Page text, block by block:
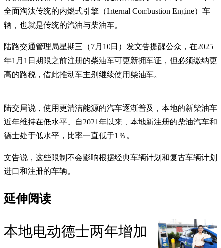
全面淘汰传统的内燃式引擎（Internal Combustion Engine）车
辆，也就是传统的汽油与柴油车。
陆路交通管理局星期三（7月10日）发文告提醒公众，在2025
年1月1日期限之前注册的柴油车可更新拥车证，但必须缴纳更
高的路税，借此推动车主别继续使用柴油车。
陆交局说，使用更清洁能源的汽车逐渐普及，本地的新柴油车
近年维持在低水平。自2021年以来，本地新注册的柴油汽车和
德士处于低水平，比率一直低于1％。
文告说，这些限制不会影响根据经典车辆计划和复古车辆计划
进口和注册的车辆。
延伸阅读
本地电动德士两年增加